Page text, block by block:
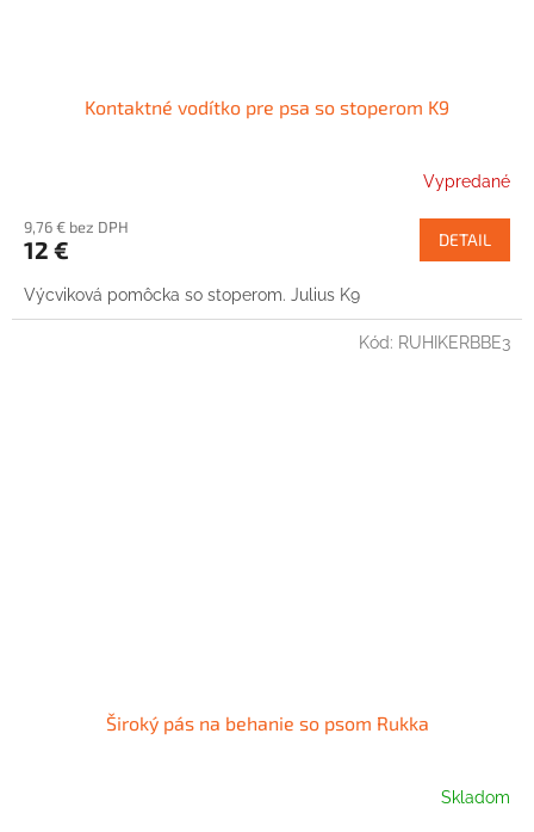
Kontaktné vodítko pre psa so stoperom K9
Vypredané
9,76 € bez DPH
12 € DETAIL
Výcviková pomôcka so stoperom. Julius K9
Široký pás na behanie so psom Rukka
Skladom
Kód: RUHIKERBBE3